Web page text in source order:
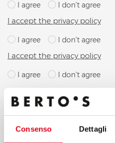
Consenso Dettagli
I agree I don’t agree
I accept the privacy policy
I agree I don’t agree
I accept the privacy policy
I agree I don’t agree
I accept the privacy policy
indicated in point a) of these